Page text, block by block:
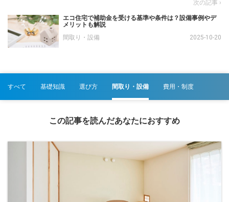
エコ住宅で補助金を受ける基準や条件は？設備事例やデ
メリットも解説
間取り・設備
2025-10-20
すべて 基礎知識 選び方 間取り・設備 費用・制度
この記事を読んだあなたにおすすめ